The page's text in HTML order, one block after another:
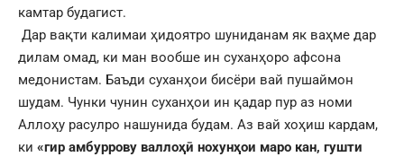
камтар будагист.
Дар вақти калимаи ҳидоятро шуниданам як ваҳме дар
дилам омад, ки ман вообше ин суханҳоро афсона
медонистам. Баъди суханҳои бисёри вай пушаймон
шудам. Чунки чунин суханҳои ин қадар пур аз номи
Аллоҳу расулро нашунида будам. Аз вай хоҳиш кардам,
ки «гир амбуррову валлоҳӣ нохунҳои маро кан, гушти